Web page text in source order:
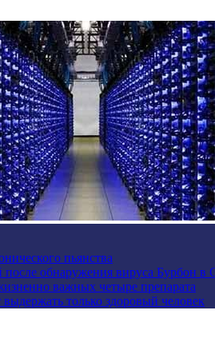
пьянства
после обнаружения вируса Бурбон
важных четыре препарата
только здоровый человек